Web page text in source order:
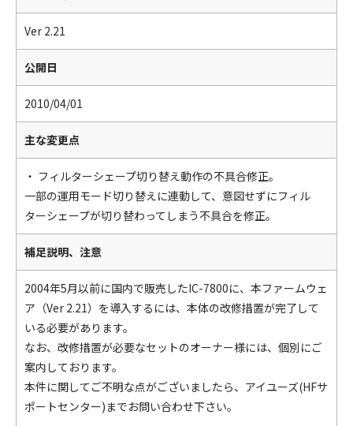
Ver 2.21
公開日
2010/04/01
主な変更点
・ フィルターシェープ切り替え動作の不具合修正。
一部の運用モード切り替えに連動して、意図せずにフィル
ターシェープが切り替わってしまう不具合を修正。
補足説明、注意
2004年5月以前に国内で販売したIC-7800に、本ファームウェ
ア（Ver 2.21）を導入するには、本体の改修措置が完了して
いる必要があります。
なお、改修措置が必要なセットのオーナー様には、個別にご
案内しております。
本件に関してご不明な点がございましたら、アイユーズ(HFサ
ポートセンター)までお問い合わせ下さい。